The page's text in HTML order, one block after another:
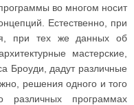
во многом носит
Естественно, при
при тех же данных об
мастерские,
Броуди, дадут различные
решения одного и того
различных программах